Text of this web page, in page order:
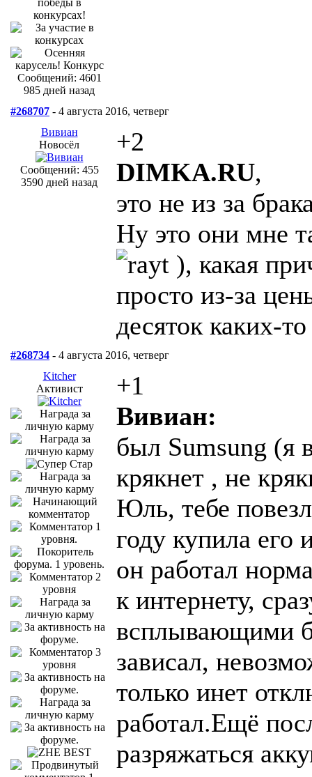
Сообщений: 4601
985 дней назад
#268707 - 4 августа 2016, четверг
Вивиан
Новосёл
Сообщений: 455
3590 дней назад
+2
DIMKA.RU,
это не из за
Ну это они мне
), какая
просто из-за
десяток каких-
#268734 - 4 августа 2016, четверг
Kitcher
Активист
+1
Вивиан:
был Sumsung (я
крякнет , не
Юль, тебе
году купила его
он работал
к интернету,
всплывающими
зависал,
только инет
работал.Ещё
разряжаться